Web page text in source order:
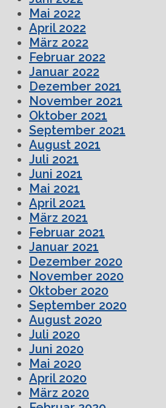
Mai 2022
April 2022
März 2022
Februar 2022
Januar 2022
Dezember 2021
November 2021
Oktober 2021
September 2021
August 2021
Juli 2021
Juni 2021
Mai 2021
April 2021
März 2021
Februar 2021
Januar 2021
Dezember 2020
November 2020
Oktober 2020
September 2020
August 2020
Juli 2020
Juni 2020
Mai 2020
April 2020
März 2020